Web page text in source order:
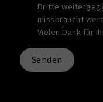
Dritte
missbraucht
Vielen Dank für
Senden